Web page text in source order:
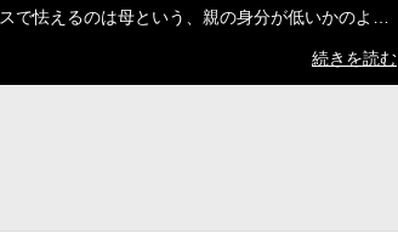
で怯えるのは母という、親の身分が低いかのよう
トの笠井薫は過保護な親に辟易し、イジメを受け
続きを読む